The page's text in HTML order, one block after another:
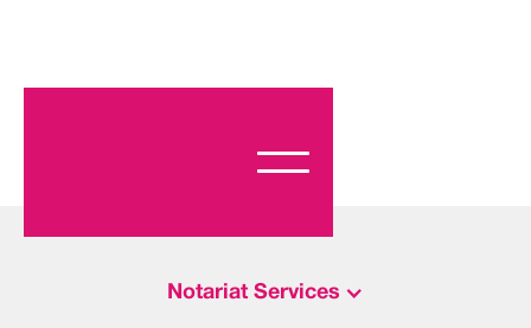
Notariat Services